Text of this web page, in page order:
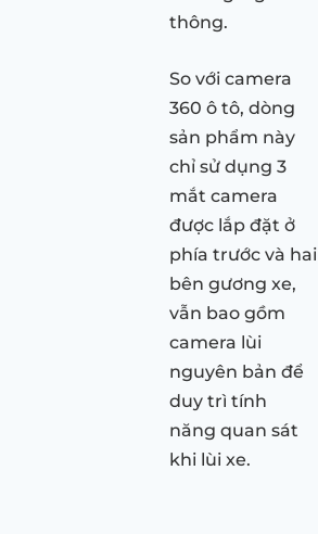
thông.
So với camera
360 ô tô, dòng
sản phẩm này
chỉ sử dụng 3
mắt camera
được lắp đặt ở
phía trước và hai
bên gương xe,
vẫn bao gồm
camera lùi
nguyên bản để
duy trì tính
năng quan sát
khi lùi xe.